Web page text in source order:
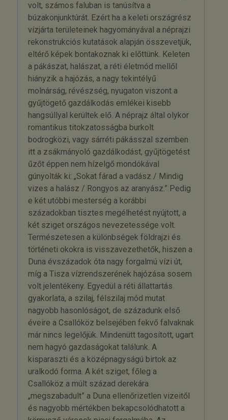
volt, számos faluban is tanúsítva a
búzakonjunktúrát. Ezért ha a keleti országrész
vízjárta területeinek hagyományával a néprajzi
rekonstrukciós kutatások alapján összevetjük,
eltérő képek bontakoznak ki előttünk. Keleten
a pákászat, halászat, a réti életmód mellől
hiányzik a hajózás, a nagy tekintélyű
molnárság, révészség, nyugaton viszont a
gyűjtögető gazdálkodás emlékei kisebb
hangsúllyal kerültek elő. A néprajz által olykor
romantikus titokzatosságba burkolt
bodrogközi, vagy sárréti pákásszal szemben
itt a zsákmányoló gazdálkodást, gyűjtögetést
űzőt éppen nem hízelgő mondókával
gúnyolták ki: „Sokat fárad a vadász / Mindig
vizes a halász / Rongyos az aranyász.” Pedig
e két utóbbi mesterség a korábbi
századokban tisztes megélhetést nyújtott, a
két sziget országos nevezetessége volt.
Természetesen a különbségek földrajzi és
történeti okokra is visszavezethetők, hiszen a
Duna évszázadok óta nagy forgalmú vízi út,
míg a Tisza vízrendszerének hajózása sosem
volt jelentékeny. Egyedül a réti állattartás
gyakorlata, a szilaj, félszilaj mód mutat
nagyobb hasonlóságot, de századunk első
éveire a Csallóköz belsejében fekvő falvaknak
már nincs legelőjük. Mindenütt tagosított, ugart
nem hagyó gazdaságokat találunk. A
kisparaszti és a középnagyságú birtok az
uralkodó forma. A két sziget, főleg a
Csallóköz a múlt század derekára
„megszabadult” a Duna ellenőrizetlen vizeitől
és nagyobb mértékben bekapcsolódhatott a